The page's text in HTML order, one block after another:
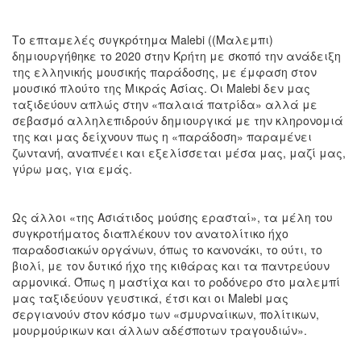
Το επταμελές συγκρότημα Malebi ((Μαλεμπι)
δημιουργήθηκε το 2020 στην Κρήτη με σκοπό την ανάδειξη
της ελληνικής μουσικής παράδοσης, με έμφαση στον
μουσικό πλούτο της Μικράς Ασίας. Οι Malebi δεν μας
ταξιδεύουν απλώς στην «παλαιά πατρίδα» αλλά με
σεβασμό αλληλεπιδρούν δημιουργικά με την κληρονομιά
της και μας δείχνουν πως η «παράδοση» παραμένει
ζωντανή, αναπνέει και εξελίσσεται μέσα μας, μαζί μας,
γύρω μας, για εμάς.
Ως άλλοι «της Ασιάτιδος μούσης ερασταί», τα μέλη του
συγκροτήματος διαπλέκουν τον ανατολίτικο ήχο
παραδοσιακών οργάνων, όπως το κανονάκι, το ούτι, το
βιολί, με τον δυτικό ήχο της κιθάρας και τα παντρεύουν
αρμονικά. Όπως η μαστίχα και το ροδόνερο στο μαλεμπί
μας ταξιδεύουν γευστικά, έτσι και οι Malebi μας
σεργιανούν στον κόσμο των «σμυρναίικων, πολίτικων,
μουρμούρικων και άλλων αδέσποτων τραγουδιών».